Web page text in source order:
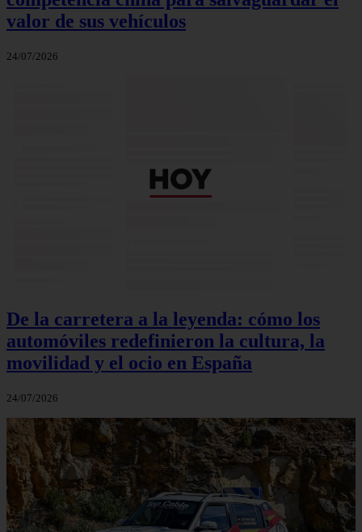
valor de sus vehículos
24/07/2026
De la carretera a la leyenda: cómo los
automóviles redefinieron la cultura, la
movilidad y el ocio en España
24/07/2026